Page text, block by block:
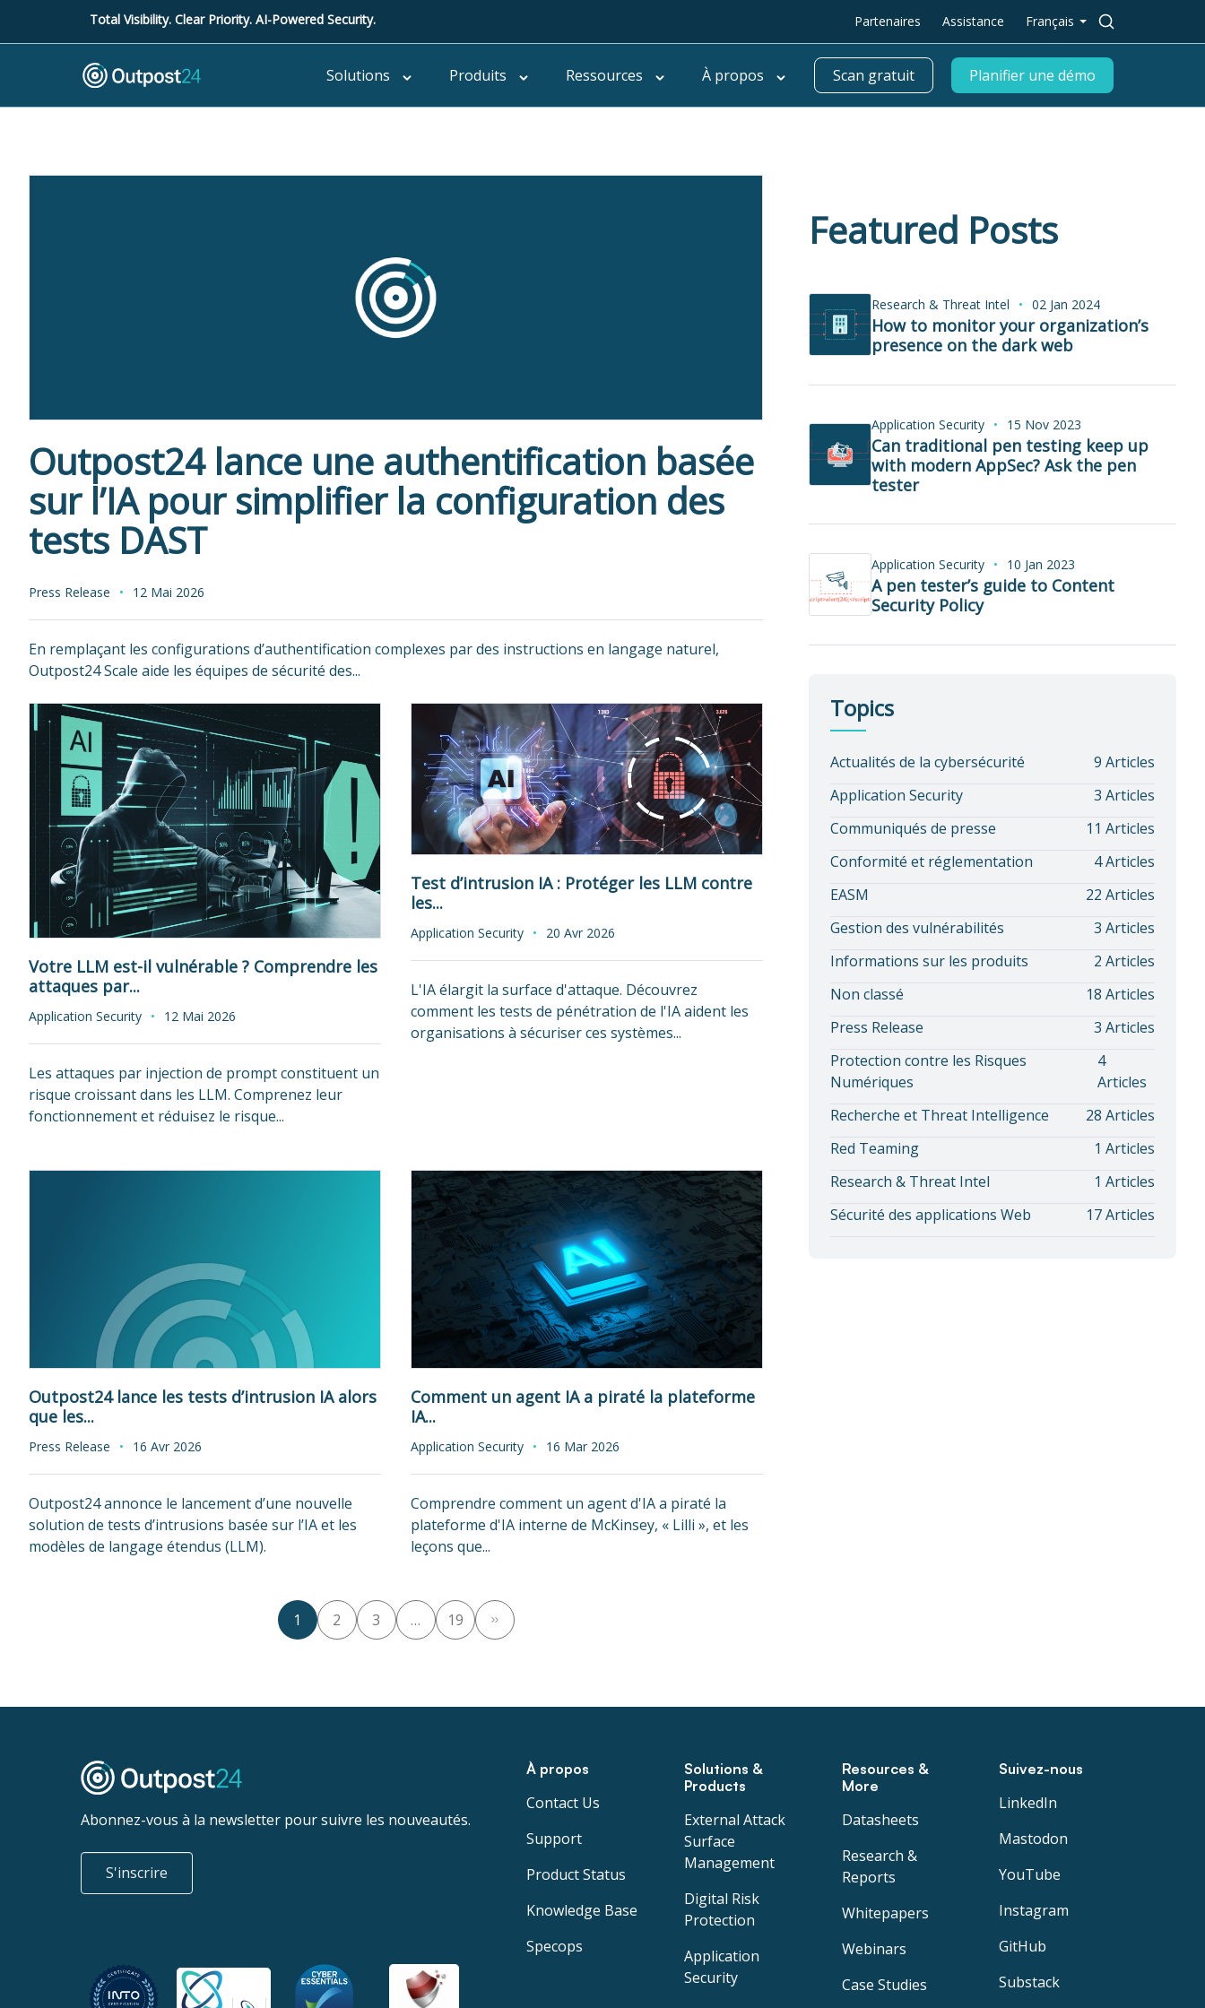
Total Visibility. Clear Priority. AI-Powered Security. Partenaires Assistance Français
Solutions Produits Ressources À propos Scan gratuit Planifier une démo
Outpost24 lance une authentification basée
sur l’IA pour simplifier la configuration des
tests DAST
Press Release 12 Mai 2026
En remplaçant les configurations d’authentification complexes par des instructions en langage naturel,
Outpost24 Scale aide les équipes de sécurité des...
Votre LLM est-il vulnérable ? Comprendre les
attaques par...
Application Security 12 Mai 2026
Les attaques par injection de prompt constituent un
risque croissant dans les LLM. Comprenez leur
fonctionnement et réduisez le risque...
Test d’intrusion IA : Protéger les LLM contre
les...
Application Security 20 Avr 2026
L'IA élargit la surface d'attaque. Découvrez
comment les tests de pénétration de l'IA aident les
organisations à sécuriser ces systèmes...
Outpost24 lance les tests d’intrusion IA alors
que les...
Press Release 16 Avr 2026
Outpost24 annonce le lancement d’une nouvelle
solution de tests d’intrusions basée sur l’IA et les
modèles de langage étendus (LLM).
Comment un agent IA a piraté la plateforme
IA...
Application Security 16 Mar 2026
Comprendre comment un agent d'IA a piraté la
plateforme d'IA interne de McKinsey, « Lilli », et les
leçons que...
Pagination
publications
1 2 3 … 19
Featured Posts
Research & Threat Intel 02 Jan 2024
How to monitor your organization’s
presence on the dark web
Application Security 15 Nov 2023
Can traditional pen testing keep up
with modern AppSec? Ask the pen
tester
Application Security 10 Jan 2023
A pen tester’s guide to Content
Security Policy
Topics
Actualités de la cybersécurité
9 Articles
Application Security
3 Articles
Communiqués de presse
11 Articles
Conformité et réglementation
4 Articles
EASM
22 Articles
Gestion des vulnérabilités
3 Articles
Informations sur les produits
2 Articles
Non classé
18 Articles
Press Release
3 Articles
Protection contre les Risques
Numériques
4
Articles
Recherche et Threat Intelligence
28 Articles
Red Teaming
1 Articles
Research & Threat Intel
1 Articles
Sécurité des applications Web
17 Articles
Abonnez-vous à la newsletter pour suivre les nouveautés.
S'inscrire
À propos
Contact Us
Support
Product Status
Knowledge Base
Specops
Solutions &
Products
External Attack
Surface
Management
Digital Risk
Protection
Application
Security
Resources &
More
Datasheets
Research &
Reports
Whitepapers
Webinars
Case Studies
Suivez-nous
LinkedIn
Mastodon
YouTube
Instagram
GitHub
Substack